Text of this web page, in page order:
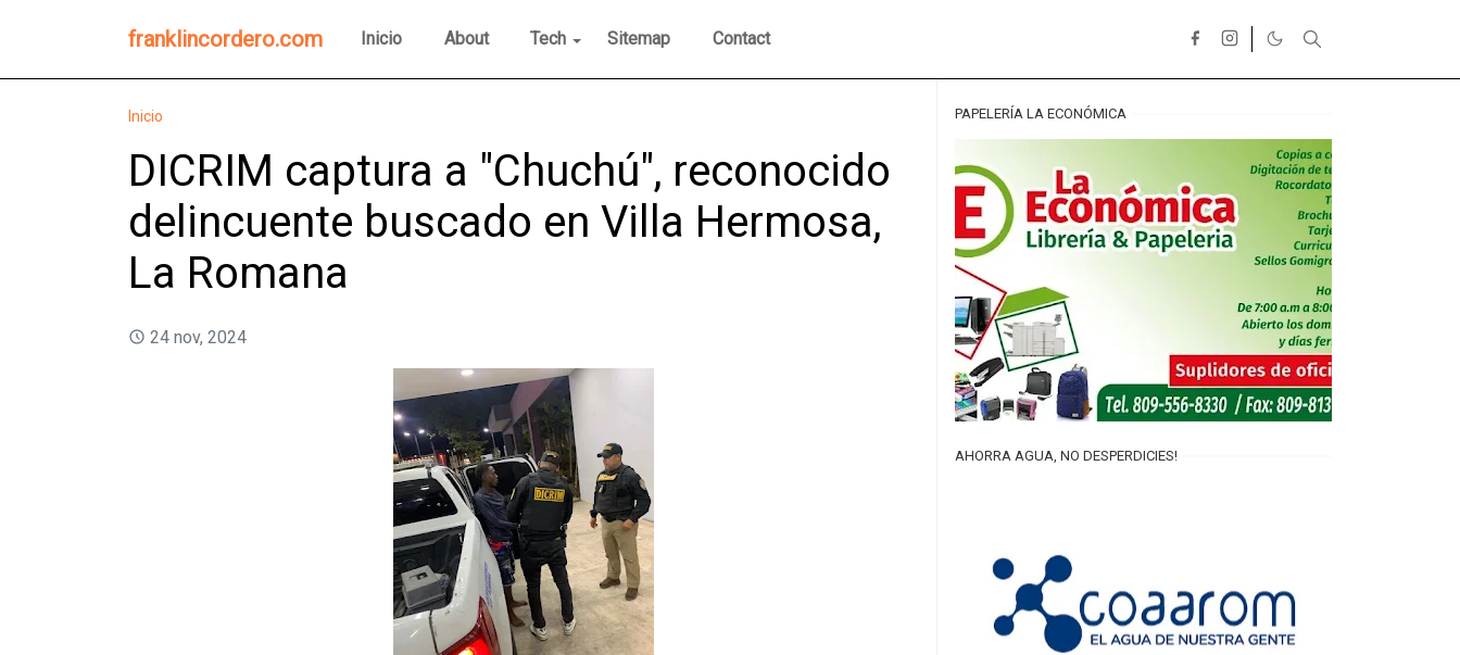
franklincordero.com Inicio About Tech Sitemap Contact
Inicio
DICRIM captura a "Chuchú", reconocido
delincuente buscado en Villa Hermosa,
La Romana
24 nov, 2024
PAPELERÍA LA ECONÓMICA
AHORRA AGUA, NO DESPERDICIES!